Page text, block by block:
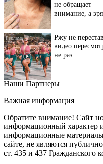
не обращает
внимание, а
Ржу не
видео
не раз
Ролик длится
шоке от
Ролик из
будете смеяться
Наши Партнеры
Важная информация
Обратите внимание! Сайт
информационный характер
информационные
сайте, не являются
ст. 435 и 437 Гражданского